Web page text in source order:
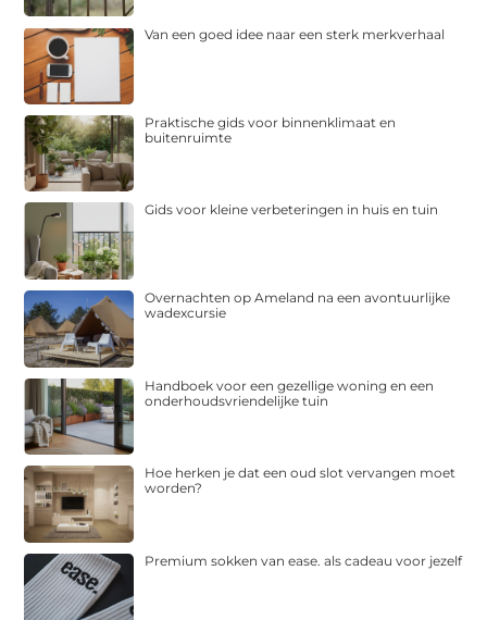
Van een goed idee naar een sterk merkverhaal
Praktische gids voor binnenklimaat en
buitenruimte
Gids voor kleine verbeteringen in huis en tuin
Overnachten op Ameland na een avontuurlijke
wadexcursie
Handboek voor een gezellige woning en een
onderhoudsvriendelijke tuin
Hoe herken je dat een oud slot vervangen moet
worden?
Premium sokken van ease. als cadeau voor jezelf